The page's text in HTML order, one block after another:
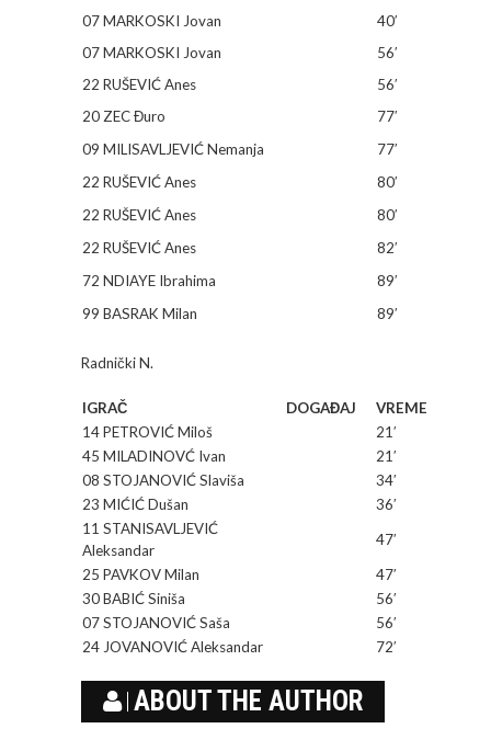
07 MARKOSKI Jovan
40′
07 MARKOSKI Jovan
56′
22 RUŠEVIĆ Anes
56′
20 ZEC Đuro
77′
09 MILISAVLJEVIĆ Nemanja
77′
22 RUŠEVIĆ Anes
80′
22 RUŠEVIĆ Anes
80′
22 RUŠEVIĆ Anes
82′
72 NDIAYE Ibrahima
89′
99 BASRAK Milan
89′
Radnički N.
IGRAČ DOGAĐAJ
VREME
14 PETROVIĆ Miloš
21′
45 MILADINOVĆ Ivan
21′
08 STOJANOVIĆ Slaviša
34′
23 MIĆIĆ Dušan
36′
11 STANISAVLJEVIĆ
Aleksandar
47′
25 PAVKOV Milan
47′
30 BABIĆ Siniša
56′
07 STOJANOVIĆ Saša
56′
24 JOVANOVIĆ Aleksandar
72′
ABOUT THE AUTHOR